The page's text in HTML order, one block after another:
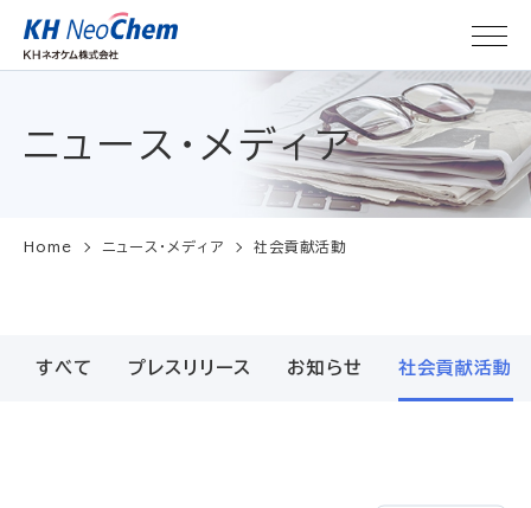
ニュース・メディア
Home ニュース・メディア 社会貢献活動
すべて プレスリリース お知らせ 社会貢献活動